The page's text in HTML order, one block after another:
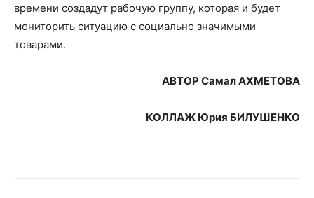
времени создадут рабочую группу, которая и будет
мониторить ситуацию с социально значимыми
товарами.
АВТОР Самал АХМЕТОВА
КОЛЛАЖ Юрия БИЛУШЕНКО